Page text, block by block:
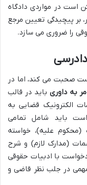
است در مواردی دادگاه
بر پیچیدگی تعیین مرجع
را ضروری می سازد.
از درخواست صحبت می کند، اما در
به داوریباید در قالب
الکترونیک قضایی به
باید شامل تمامی
علیه)، خواسته
(مدارک لازم) و شرح
با ادبیات حقوقی
در جلب نظر قاضی و